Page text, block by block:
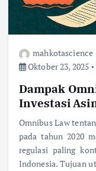
mahkotascience
Oktober 23, 2025
Dampak
Investasi
Omnibus Law
pada tahun 2020
regulasi paling
Indonesia. Tujuan